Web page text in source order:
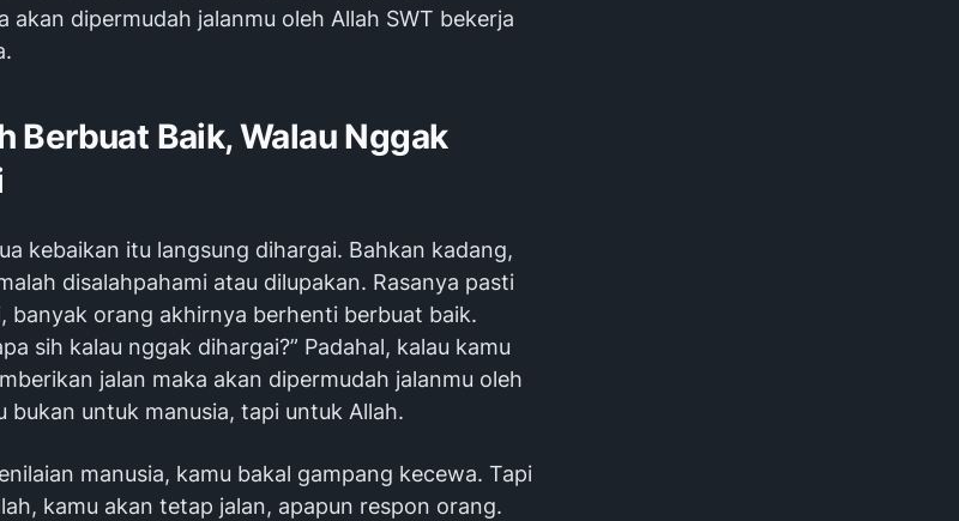
akan dipermudah jalanmu oleh Allah SWT bekerja
Berbuat Baik, Walau Nggak
kebaikan itu langsung dihargai. Bahkan kadang,
disalahpahami atau dilupakan. Rasanya pasti
banyak orang akhirnya berhenti berbuat baik.
sih kalau nggak dihargai?” Padahal, kalau kamu
jalan maka akan dipermudah jalanmu oleh
bukan untuk manusia, tapi untuk Allah.
manusia, kamu bakal gampang kecewa. Tapi
kamu akan tetap jalan, apapun respon orang.